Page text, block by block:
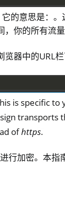
的意思是：
你的所有流量
器中的URL栏
is specific to
transports
ofhttps.
行加密。本指